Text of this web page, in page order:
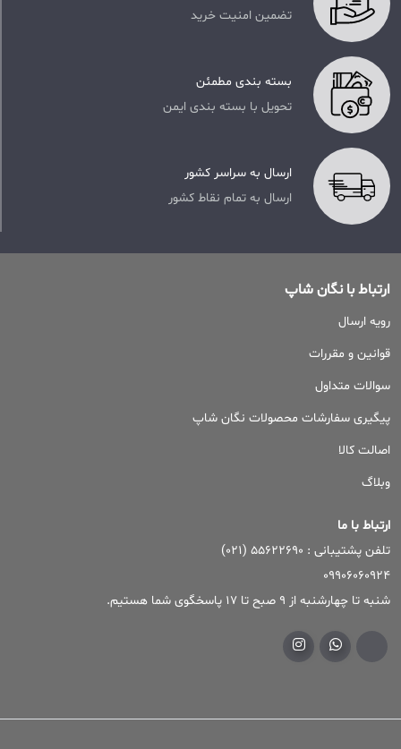
تضمین امنیت خرید
بسته بندی مطمئن
تحویل با بسته بندی ایمن
ارسال به سراسر کشور
ارسال به تمام نقاط کشور
ارتباط با نگان شاپ
رویه ارسال
قوانین و مقررات
سوالات متداول
پیگیری سفارشات محصولات نگان شاپ
اصالت کالا
وبلاگ
ارتباط با ما
تلفن پشتیبانی : ۵۵۶۲۲۶۹۰ (۰۲۱)
09906060924
شنبه تا چهارشنبه از 9 صبح تا 17 پاسخگوی شما هستیم.